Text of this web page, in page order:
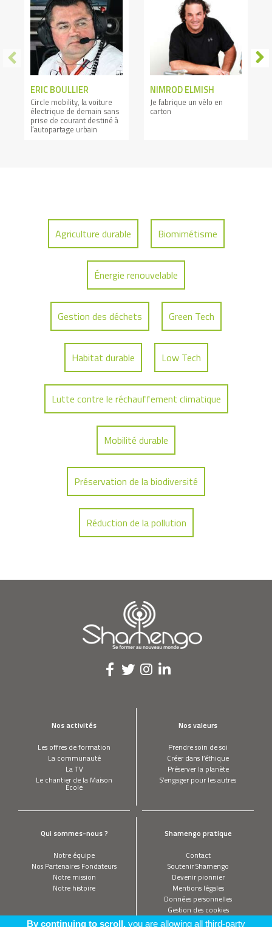
ERIC BOULLIER
Circle mobility, la voiture
électrique de demain sans
prise de courant destiné à
l’autopartage urbain
NIMROD ELMISH
Je fabrique un vélo en
carton
Agriculture durable Biomimétisme
Énergie renouvelable
Gestion des déchets Green Tech
Habitat durable Low Tech
Lutte contre le réchauffement climatique
Mobilité durable
Préservation de la biodiversité
Réduction de la pollution
Nos activités
Les offres de formation
La communauté
La TV
Le chantier de la Maison
École
Nos valeurs
Prendre soin de soi
Créer dans l’éthique
Préserver la planète
S’engager pour les autres
Qui sommes-nous ?
Notre équipe
Nos Partenaires Fondateurs
Notre mission
Notre histoire
Shamengo pratique
Contact
Soutenir Shamengo
Devenir pionnier
Mentions légales
Données personnelles
Gestion des cookies
By continuing to scroll,you are allowing all third-party